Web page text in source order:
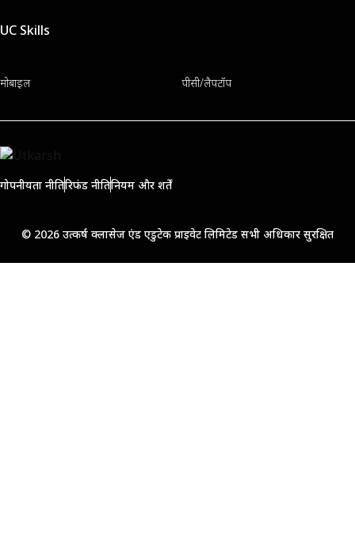
UC Skills
मोबाइल पीसी/लैपटॉप
गोपनीयता नीतिरिफंड नीतिनियम और शर्तें
© 2026 उत्कर्ष क्लासेज एंड एडुटेक प्राइवेट लिमिटेड सभी अधिकार सुरक्षित